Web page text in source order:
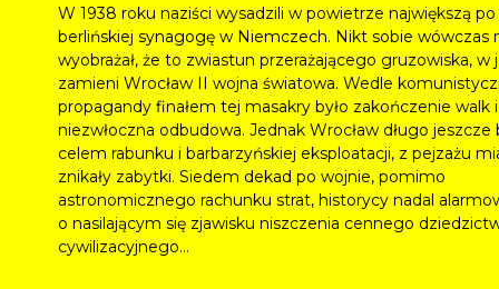
W 1938 roku naziści wysadzili w powietrze największą po
berlińskiej synagogę w Niemczech. Nikt sobie wówczas
wyobrażał, że to zwiastun przerażającego gruzowiska, w
zamieni Wrocław II wojna światowa. Wedle
propagandy finałem tej masakry było zakończenie walk i
niezwłoczna odbudowa. Jednak Wrocław długo jeszcze
celem rabunku i barbarzyńskiej eksploatacji, z pejzażu
znikały zabytki. Siedem dekad po wojnie, pomimo
astronomicznego rachunku strat, historycy nadal
o nasilającym się zjawisku niszczenia cennego
cywilizacyjnego...